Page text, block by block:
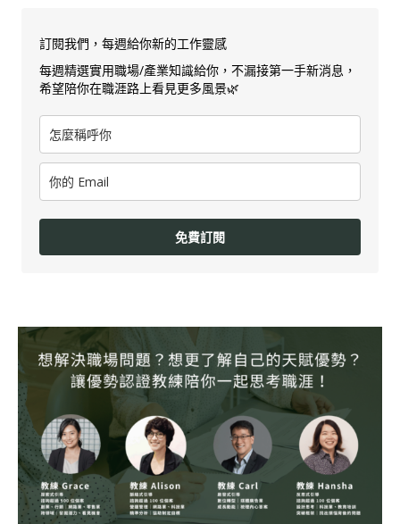
訂閱我們，每週給你新的工作靈感
每週精選實用職場/產業知識給你，不漏接第一手新消息，
希望陪你在職涯路上看見更多風景🌿
免費訂閱